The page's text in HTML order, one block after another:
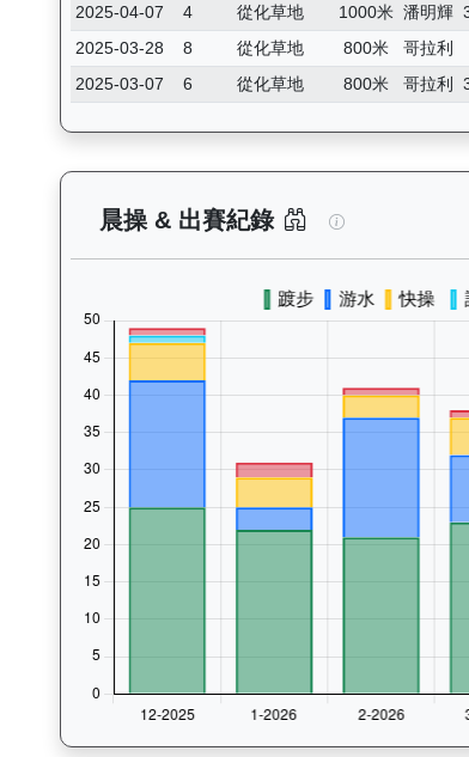
2025-04-07
4 從化草地 1000米 潘明輝
2025-03-28
8 從化草地 800米
哥拉利
2025-03-07
6 從化草地 800米 哥拉利
晨操 & 出賽紀錄 飛輪霸（